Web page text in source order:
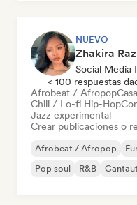
NUEVO
Zhakira
Social Media
< 100 respuestas
Afrobeat / Afropop
Chill / Lo-fi Hip-Hop
Jazz experimental
Crear publicaciones o
Afrobeat / Afropop
Pop soul
R&B